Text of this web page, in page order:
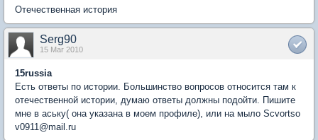
Отечественная история
Serg90
15 Mar 2010
15russia
Есть ответы по истории. Большинство вопросов относится там к
отечественной истории, думаю ответы должны подойти. Пишите
мне в аську( она указана в моем профиле), или на мыло Scvortso
v0911@mail.ru